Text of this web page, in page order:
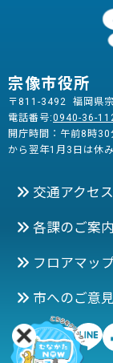
宗像市役所
〒811-3492 福岡県
電話番号:0940-36-
開庁時間：午前8時
から翌年1月3日は休み
交通アクセス
各課のご案内
フロアマッ
市へのご意